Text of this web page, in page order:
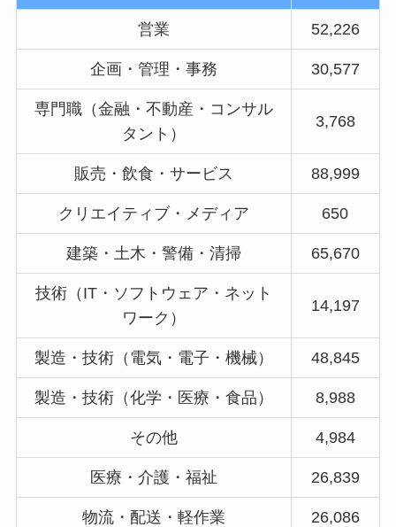
営業 52,226
企画・管理・事務 30,577
専門職（金融・不動産・コンサル
タント）
3,768
販売・飲食・サービス 88,999
クリエイティブ・メディア 650
建築・土木・警備・清掃 65,670
技術（IT・ソフトウェア・ネット
ワーク）
14,197
製造・技術（電気・電子・機械） 48,845
製造・技術（化学・医療・食品） 8,988
その他 4,984
医療・介護・福祉 26,839
物流・配送・軽作業 26,086